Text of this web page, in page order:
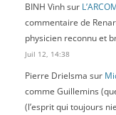
BINH Vinhsur
commentaire de
physicien reconnu et
Juil 12, 14:38
Pierre Drielsma sur
comme Guillemins
(l’esprit qui toujours